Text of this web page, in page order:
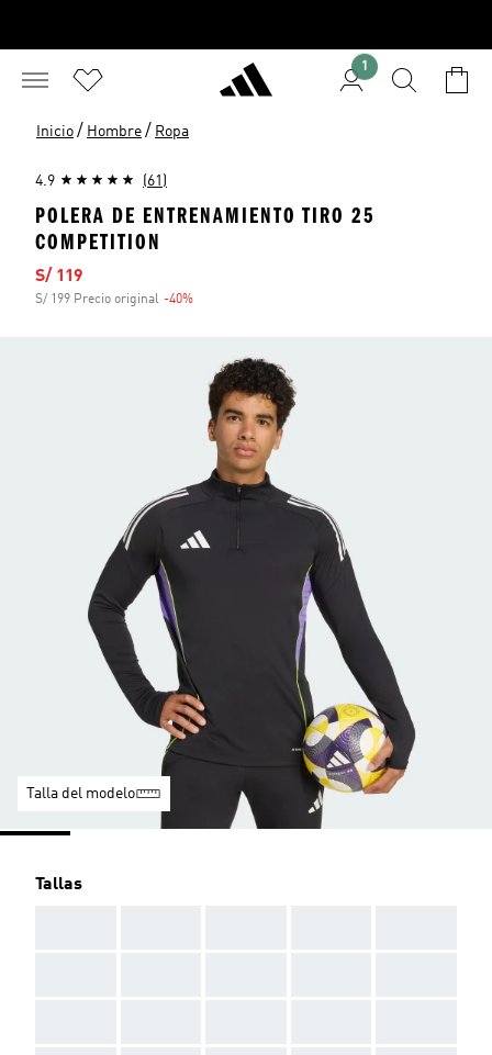
1
Inicio / Hombre / Ropa
4.9 (61)
POLERA DE ENTRENAMIENTO TIRO 25
COMPETITION
Precio de venta
S/ 119
S/ 199 Precio original -40%
Talla del modelo
Tallas